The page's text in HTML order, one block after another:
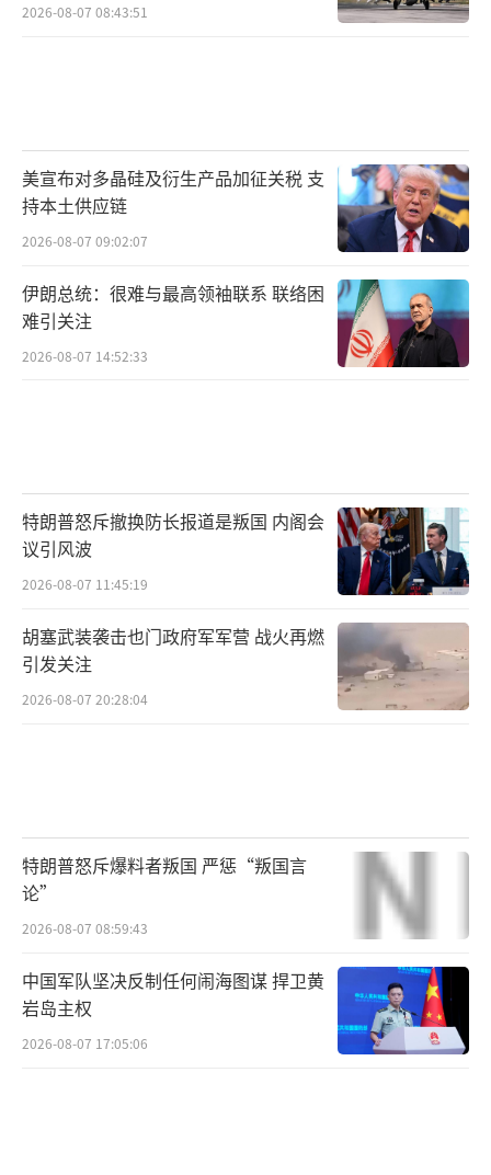
2026-08-07 08:43:51
美宣布对多晶硅及衍生产品加征关税 支
持本土供应链
2026-08-07 09:02:07
伊朗总统：很难与最高领袖联系 联络困
难引关注
2026-08-07 14:52:33
特朗普怒斥撤换防长报道是叛国 内阁会
议引风波
2026-08-07 11:45:19
胡塞武装袭击也门政府军军营 战火再燃
引发关注
2026-08-07 20:28:04
特朗普怒斥爆料者叛国 严惩“叛国言
论”
2026-08-07 08:59:43
中国军队坚决反制任何闹海图谋 捍卫黄
岩岛主权
2026-08-07 17:05:06